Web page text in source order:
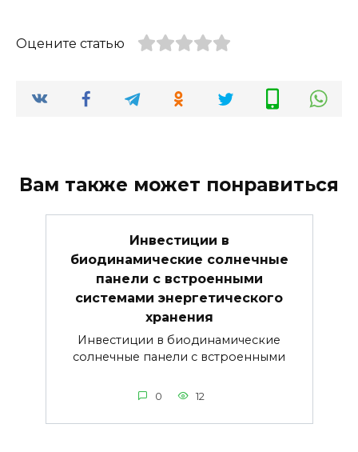
Оцените статью
Вам также может понравиться
Инвестиции в
биодинамические солнечные
панели с встроенными
системами энергетического
хранения
Инвестиции в биодинамические
солнечные панели с встроенными
0 12